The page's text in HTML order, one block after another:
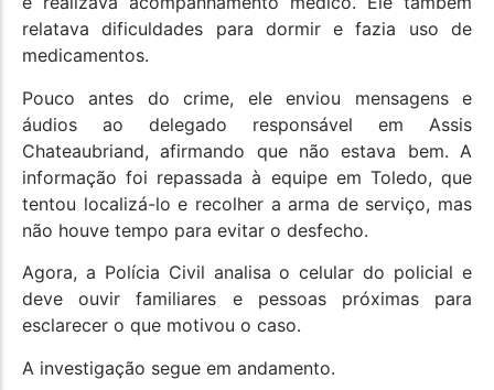
relatava dificuldades para dormir e fazia uso de
medicamentos.
Pouco antes do crime, ele enviou mensagens e
áudios ao delegado responsável em Assis
Chateaubriand, afirmando que não estava bem. A
informação foi repassada à equipe em Toledo, que
tentou localizá-lo e recolher a arma de serviço, mas
não houve tempo para evitar o desfecho.
Agora, a Polícia Civil analisa o celular do policial e
deve ouvir familiares e pessoas próximas para
esclarecer o que motivou o caso.
A investigação segue em andamento.